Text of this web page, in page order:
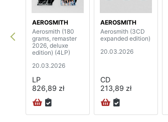
AEROSMITH
Aerosmith (180
grams, remaster
2026, deluxe
edition) (4LP)
20.03.2026
LP
826,89 zł
AEROSMITH
Aerosmith (3CD
expanded edition)
20.03.2026
CD
213,89 zł